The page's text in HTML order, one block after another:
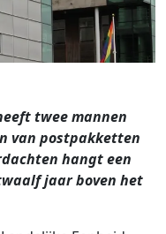
twee mannen
van postpakketten
hangt een
jaar boven het